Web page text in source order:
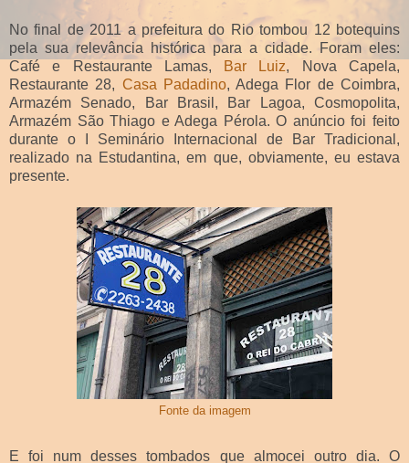
No final de 2011 a prefeitura do Rio tombou 12 botequins
pela sua relevância histórica para a cidade. Foram eles:
Café e Restaurante Lamas,
Bar Luiz, Nova Capela,
Restaurante 28, Casa Padadino, Adega Flor de Coimbra,
Armazém Senado, Bar Brasil, Bar Lagoa, Cosmopolita,
Armazém São Thiago e Adega Pérola. O anúncio foi feito
durante o I Seminário Internacional de Bar Tradicional,
realizado na Estudantina, em que, obviamente, eu estava
presente.
Fonte da imagem
E foi num desses tombados que almocei outro dia. O